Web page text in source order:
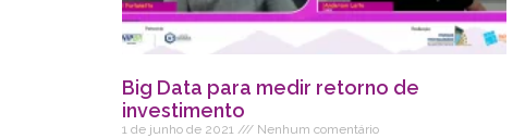
Big Data para medir retorno de
investimento
1 de junho de 2021 Nenhum comentário